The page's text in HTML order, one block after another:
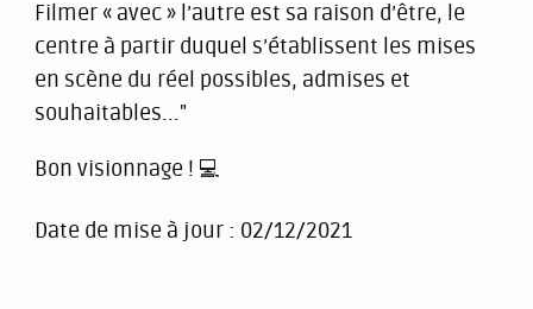
Filmer « avec » l’autre est sa raison d’être, le
centre à partir duquel s’établissent les mises
en scène du réel possibles, admises et
souhaitables..."
Bon visionnage ! 💻
Date de mise à jour : 02/12/2021